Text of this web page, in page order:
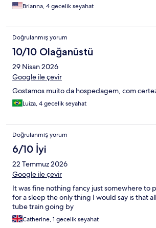
Brianna, 4 gecelik seyahat
Doğrulanmış yorum
10/10 Olağanüstü
29 Nisan 2026
Google ile çevir
Gostamos muito da hospedagem, com
Luiza, 4 gecelik seyahat
Doğrulanmış yorum
6/10 İyi
22 Temmuz 2026
Google ile çevir
It was fine nothing fancy just somewhere to
for a sleep the only thing I would say is that
tube train going by
Catherine, 1 gecelik seyahat